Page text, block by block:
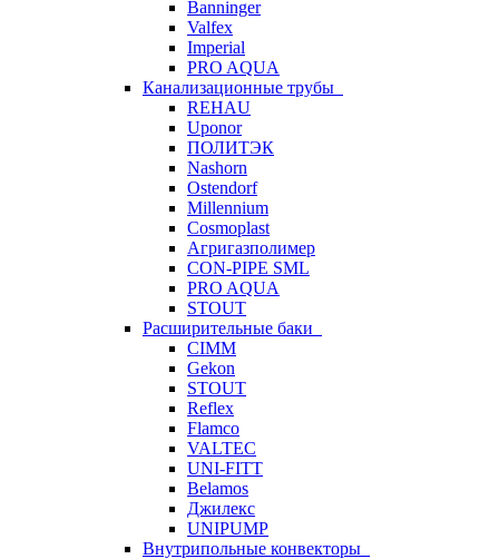
Banninger
Valfex
Imperial
PRO AQUA
Канализационные трубы
REHAU
Uponor
ПОЛИТЭК
Nashorn
Ostendorf
Millennium
Cosmoplast
Агригазполимер
CON-PIPE SML
PRO AQUA
STOUT
Расширительные баки
CIMM
Gekon
STOUT
Reflex
Flamco
VALTEC
UNI-FITT
Belamos
Джилекс
UNIPUMP
Внутрипольные конвекторы